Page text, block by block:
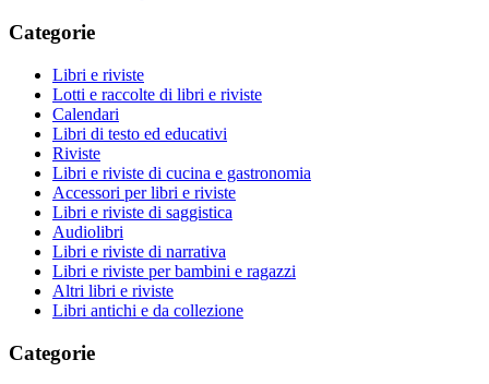
Categorie
Libri e riviste
Lotti e raccolte di libri e riviste
Calendari
Libri di testo ed educativi
Riviste
Libri e riviste di cucina e gastronomia
Accessori per libri e riviste
Libri e riviste di saggistica
Audiolibri
Libri e riviste di narrativa
Libri e riviste per bambini e ragazzi
Altri libri e riviste
Libri antichi e da collezione
Categorie